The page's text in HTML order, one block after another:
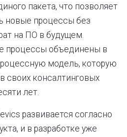
пакета, что позволяет
новые процессы без
на ПО в будущем.
процессы объединены в
модель, которую
своих консалтинговых
лет.
развивается согласно
и в разработке уже